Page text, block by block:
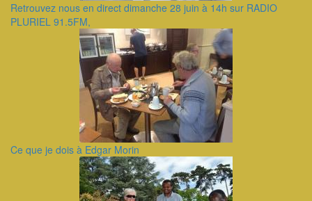
Retrouvez nous en direct dimanche 28 juin à 14h sur RADIO
PLURIEL 91.5FM,
Ce que je dois à Edgar Morin